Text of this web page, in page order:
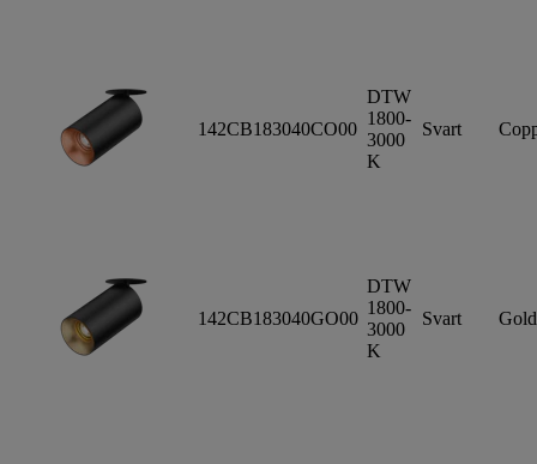
142CB183040CO00
DTW
1800-
3000
K
Svart
142CB183040GO00
DTW
1800-
3000
K
Svart Gold